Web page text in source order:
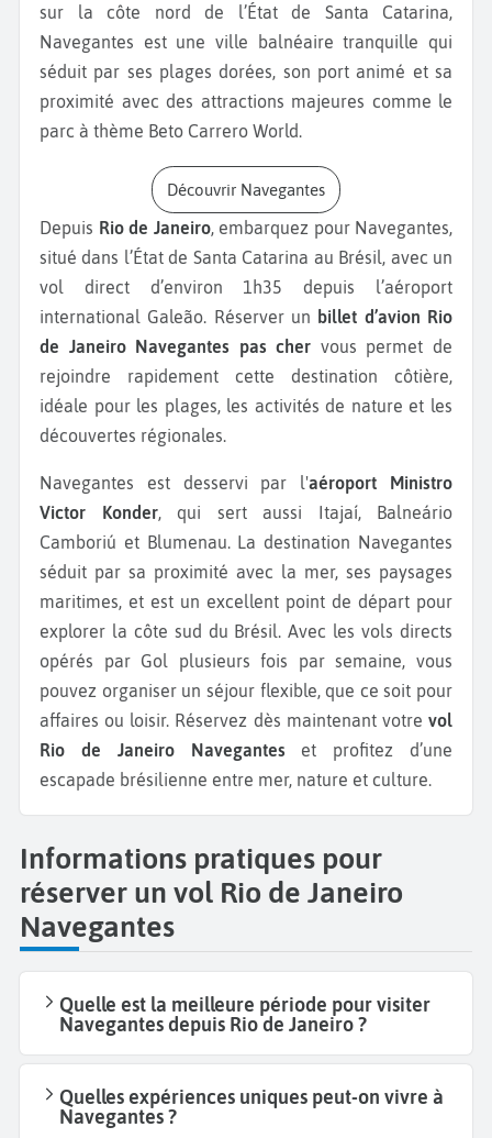
sur la côte nord de l’État de Santa Catarina,
Navegantes est une ville balnéaire tranquille qui
séduit par ses plages dorées, son port animé et sa
proximité avec des attractions majeures comme le
parc à thème Beto Carrero World.
Découvrir Navegantes
Depuis Rio de Janeiro, embarquez pour Navegantes,
situé dans l’État de Santa Catarina au Brésil, avec un
vol direct d’environ 1h35 depuis l’aéroport
international Galeão. Réserver un billet d’avion Rio
de Janeiro Navegantes pas cher vous permet de
rejoindre rapidement cette destination côtière,
idéale pour les plages, les activités de nature et les
découvertes régionales.
Navegantes est desservi par l'aéroport Ministro
Victor Konder, qui sert aussi Itajaí, Balneário
Camboriú et Blumenau. La destination Navegantes
séduit par sa proximité avec la mer, ses paysages
maritimes, et est un excellent point de départ pour
explorer la côte sud du Brésil. Avec les vols directs
opérés par Gol plusieurs fois par semaine, vous
pouvez organiser un séjour flexible, que ce soit pour
affaires ou loisir. Réservez dès maintenant votre vol
Rio de Janeiro Navegantes et profitez d’une
escapade brésilienne entre mer, nature et culture.
Informations pratiques pour
réserver un vol Rio de Janeiro
Navegantes
Quelle est la meilleure période pour visiter
Navegantes depuis Rio de Janeiro ?
Quelles expériences uniques peut-on vivre à
Navegantes ?